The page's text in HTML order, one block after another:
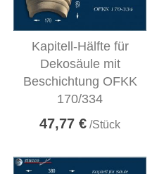
Kapitell-Hälfte für
Dekosäule mit
Beschichtung OFKK
170/334
47,77 € /Stück